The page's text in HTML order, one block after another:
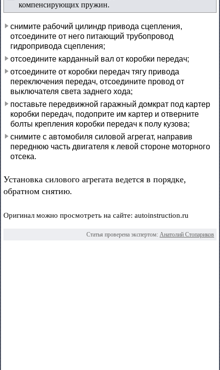
компенсирующих пружин.
снимите рабочий цилиндр привода сцепления,
отсоедините от него питающий трубопровод
гидропривода сцепления;
отсоедините карданный вал от коробки передач;
отсоедините от коробки передач тягу привода
переключения передач, отсоедините провод от
выключателя света заднего хода;
поставьте передвижной гаражный домкрат под картер
коробки передач, подоприте им картер и отверните
болты крепления коробки передач к полу кузова;
снимите с автомобиля силовой агрегат, направив
переднюю часть двигателя к левой стороне моторного
отсека.
Установка силового агрегата ведется в порядке,
обратном снятию.
Оригинал можно просмотреть на сайте: autoinstruction.ru
Статья проверена экспертом: Анатолий Стопариков